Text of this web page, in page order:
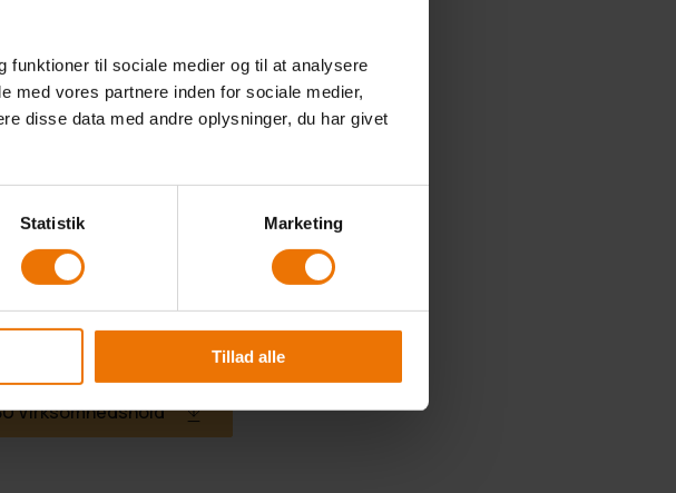
funktioner til sociale medier og til at analysere
med vores partnere inden for sociale medier,
disse data med andre oplysninger, du har givet
Statistik Marketing
Tillad alle
Uddannelsespakker
Til Uni
I Esbjerg Og Vejen
Virksomhedshold